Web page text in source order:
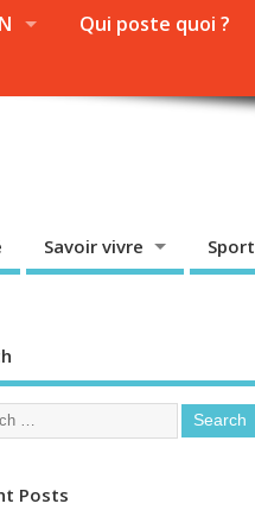
Qui poste quoi ?
Savoir vivre Sport
Posts